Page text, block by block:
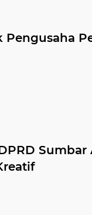
Pengusaha
Sumbar